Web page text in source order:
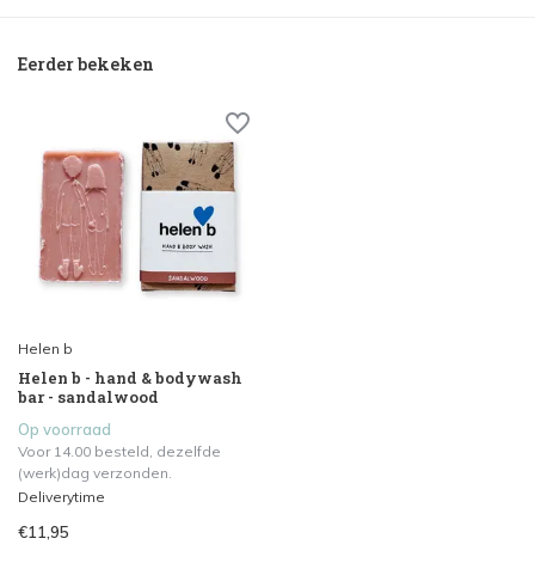
Eerder bekeken
Helen b
Helen b - hand & bodywash
bar - sandalwood
Op voorraad
Voor 14.00 besteld, dezelfde
(werk)dag verzonden.
Deliverytime
€11,95